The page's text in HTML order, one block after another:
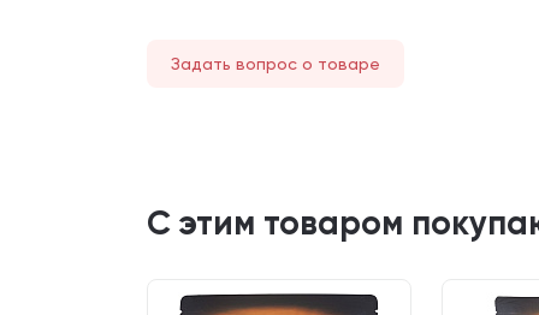
Задать вопрос о товаре
С этим товаром